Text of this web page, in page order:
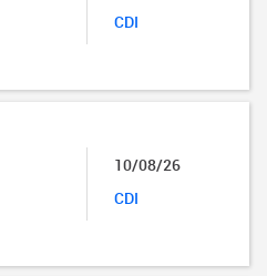
CDI
10/08/26
CDI